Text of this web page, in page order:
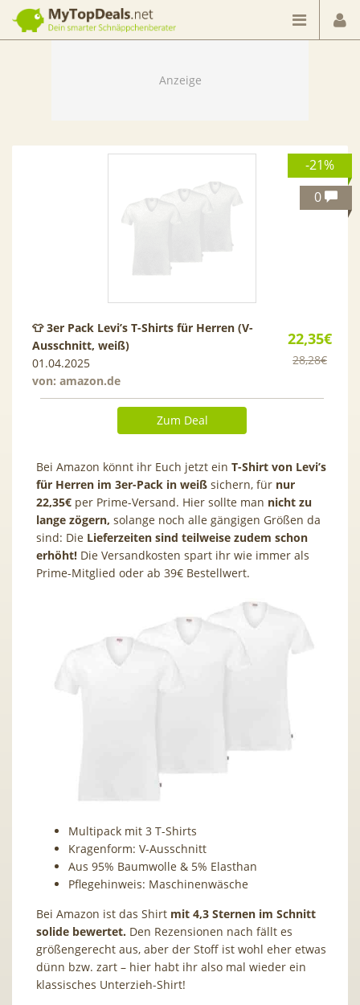
Dein smarter Schnäppchenberater
-21%
0
22,35€
28,28€
👕 3er Pack Levi’s T-Shirts für Herren (V-
Ausschnitt, weiß)
01.04.2025
von: amazon.de
Zum Deal
Bei Amazon könnt ihr Euch jetzt ein T-Shirt von Levi’s
für Herren im 3er-Pack in weiß sichern, für nur
22,35€ per Prime-Versand. Hier sollte man nicht zu
lange zögern, solange noch alle gängigen Größen da
sind: Die Lieferzeiten sind teilweise zudem schon
erhöht! Die Versandkosten spart ihr wie immer als
Prime-Mitglied oder ab 39€ Bestellwert.
Multipack mit 3 T-Shirts
Kragenform: V-Ausschnitt
Aus 95% Baumwolle & 5% Elasthan
Pflegehinweis: Maschinenwäsche
Bei Amazon ist das Shirt mit 4,3 Sternen im Schnitt
solide bewertet. Den Rezensionen nach fällt es
größengerecht aus, aber der Stoff ist wohl eher etwas
dünn bzw. zart – hier habt ihr also mal wieder ein
klassisches Unterzieh-Shirt!